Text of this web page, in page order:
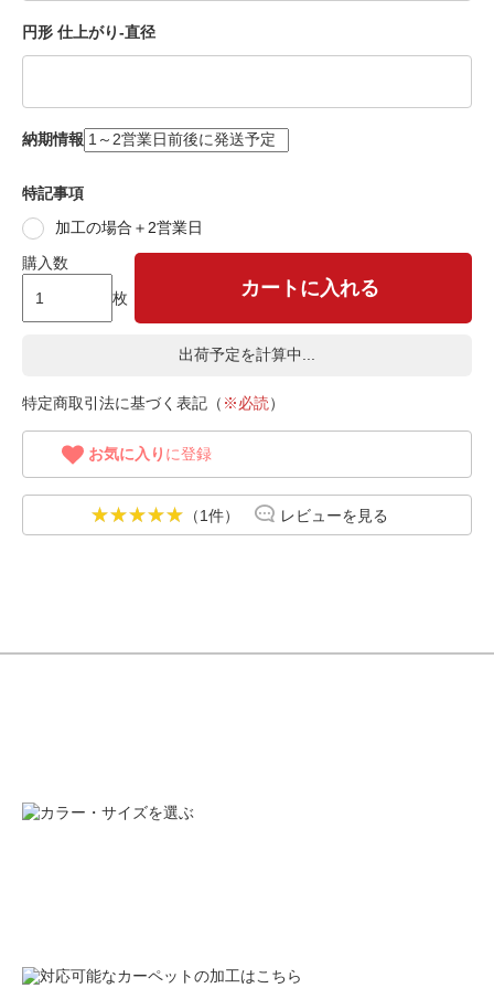
円形 仕上がり-直径
納期情報
特記事項
加工の場合＋2営業日
購入数
枚
カートに入れる
出荷予定を計算中...
特定商取引法に基づく表記（ ※必読）
お気に入り に登録
（1件） レビューを見る